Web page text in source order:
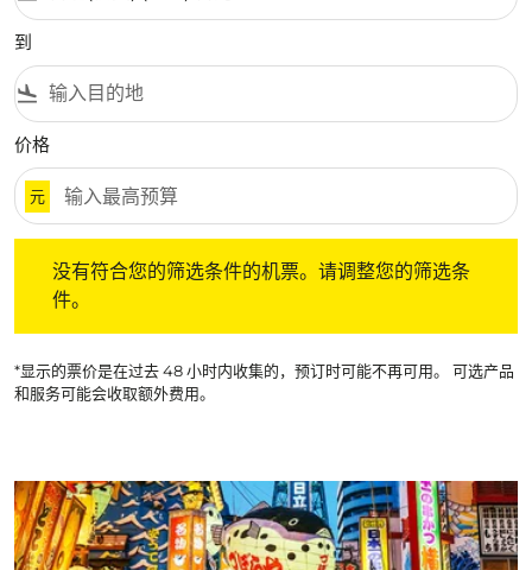
到
flight_land
价格
元
没有符合您的筛选条件的机票。请调整您的筛选条
件。
*显示的票价是在过去 48 小时内收集的，预订时可能不再可用。 可选产品
和服务可能会收取额外费用。